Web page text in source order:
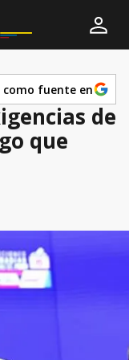
como fuente en
de
que